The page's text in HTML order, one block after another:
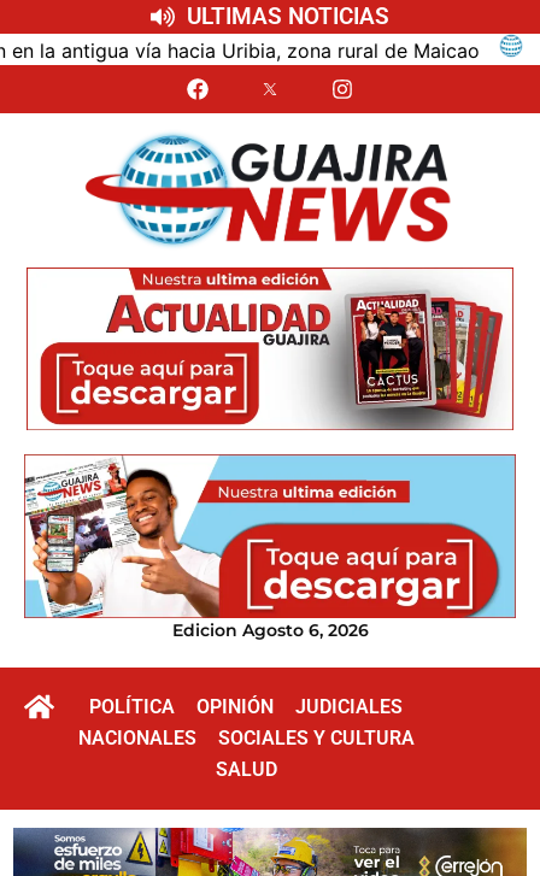
ULTIMAS NOTICIAS
antigua vía hacia Uribia, zona rural de Maicao
Edicion Agosto 6, 2026
POLÍTICA OPINIÓN
JUDICIALES
NACIONALES
SOCIALES Y CULTURA
SALUD